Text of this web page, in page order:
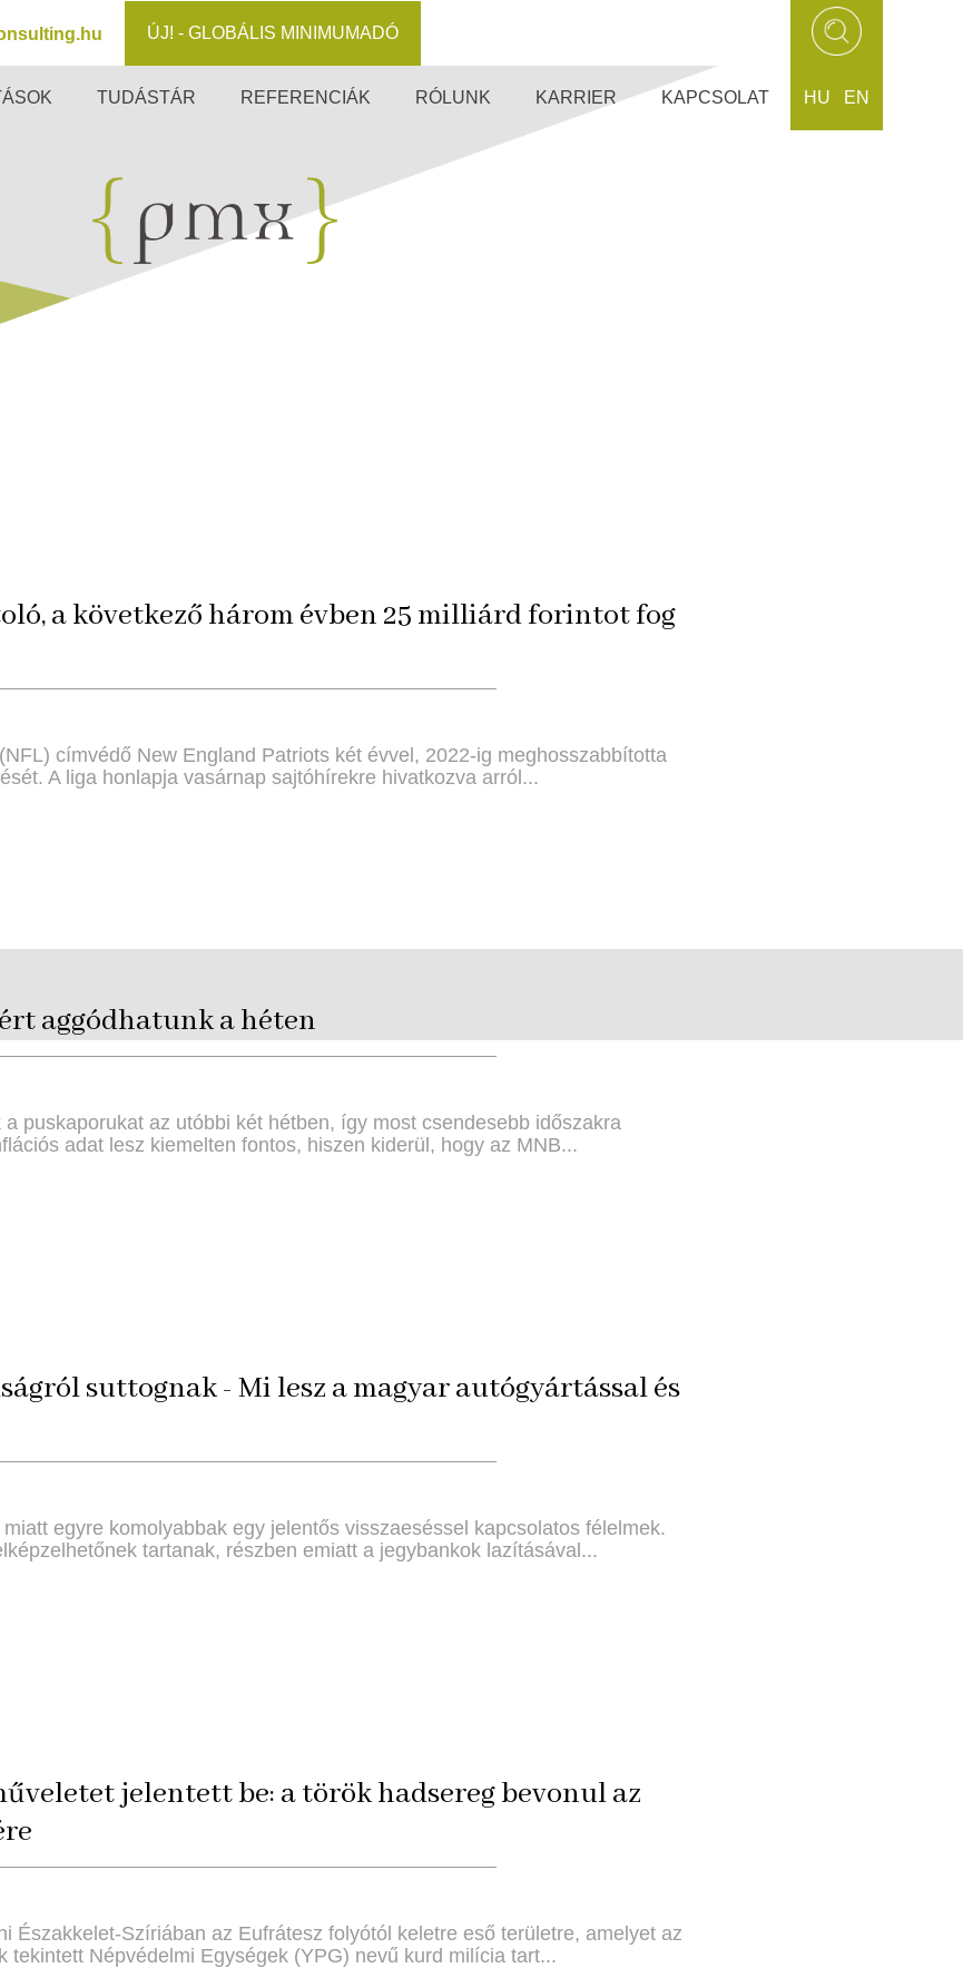
ÚJ! - GLOBÁLIS MINIMUMADÓ
HU EN
TUDÁSTÁR REFERENCIÁK RÓLUNK KARRIER KAPCSOLAT
a következő három évben 25 milliárd forintot fog
címvédő New England Patriots két évvel, 2022-ig meghosszabbította
A liga honlapja vasárnap sajtóhírekre hivatkozva arról...
aggódhatunk a héten
puskaporukat az utóbbi két hétben, így most csendesebb időszakra
adat lesz kiemelten fontos, hiszen kiderül, hogy az MNB...
suttognak - Mi lesz a magyar autógyártással és
egyre komolyabbak egy jelentős visszaeséssel kapcsolatos félelmek.
tartanak, részben emiatt a jegybankok lazításával...
jelentett be: a török hadsereg bevonul az
Északkelet-Szíriában az Eufrátesz folyótól keletre eső területre, amelyet az
tekintett Népvédelmi Egységek (YPG) nevű kurd milícia tart...